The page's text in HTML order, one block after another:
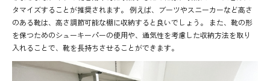
タマイズすることが推奨されます。 例えば、ブーツやスニーカーなど高さ
のある靴は、高さ調節可能な棚に収納すると良いでしょう。 また、靴の形
を保つためのシューキーパーの使用や、通気性を考慮した収納方法を取り
入れることで、靴を長持ちさせることができます。